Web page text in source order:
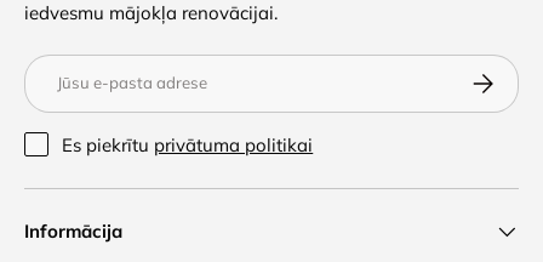
iedvesmu mājokļa renovācijai.
E-pasts
Abonēt
Es piekrītu privātuma politikai
Informācija